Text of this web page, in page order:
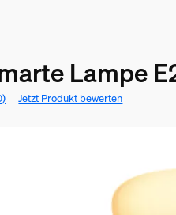
Lampe
Jetzt Produkt bewerten